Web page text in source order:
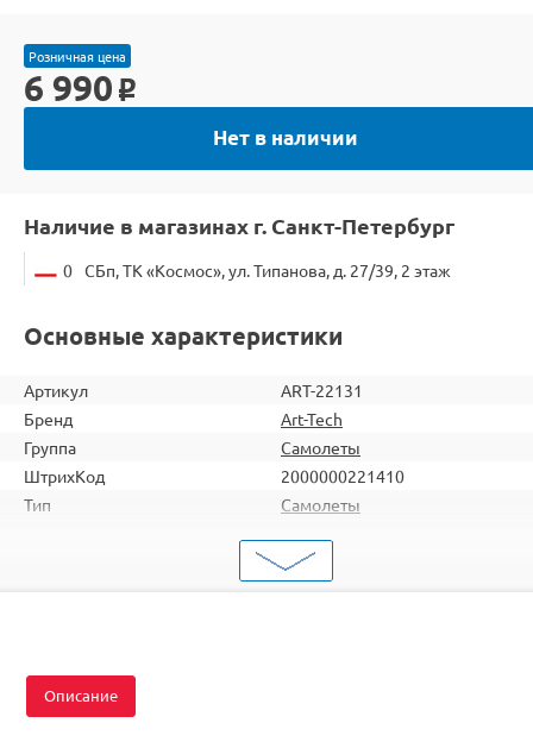
Розничная цена
6 990 o
Нет в наличии
Наличие в магазинах г. Санкт-Петербург
0 СБп, ТК «Космос», ул. Типанова, д. 27/39, 2 этаж
Основные характеристики
Артикул
ART-22131
Бренд
Art-Tech
Группа
Самолеты
ШтрихКод
2000000221410
Тип
Самолеты
Коллекторные
Описание